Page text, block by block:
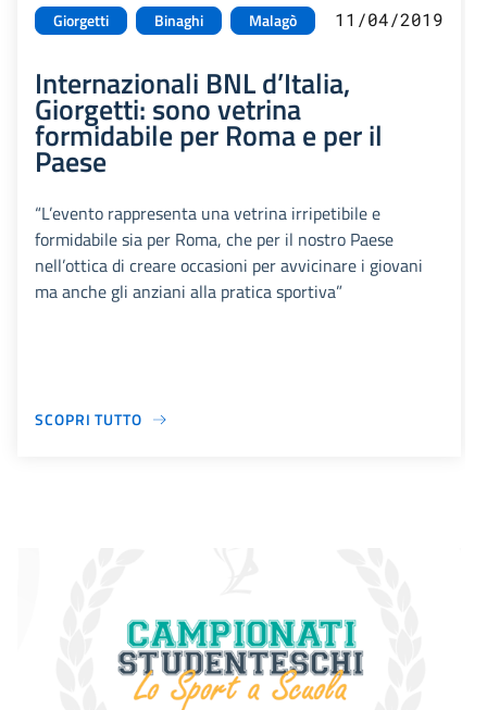
Giorgetti Binaghi Malagò 11/04/2019
Internazionali BNL d’Italia,
Giorgetti: sono vetrina
formidabile per Roma e per il
Paese
“L’evento rappresenta una vetrina irripetibile e
formidabile sia per Roma, che per il nostro Paese
nell’ottica di creare occasioni per avvicinare i giovani
ma anche gli anziani alla pratica sportiva”
SCOPRI TUTTO